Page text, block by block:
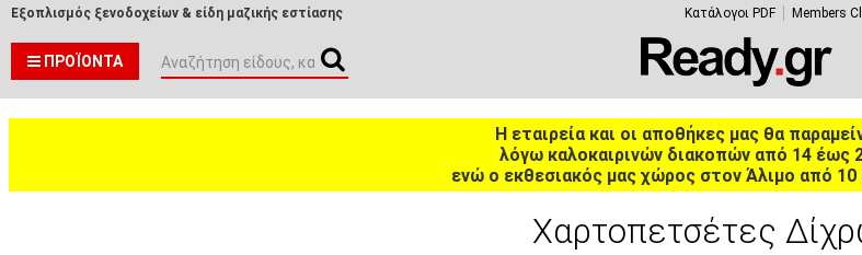
Εξοπλισμός ξενοδοχείων & είδη μαζικής εστίασης Κατάλογοι PDF Members
ΠΡΟΪΌΝΤΑ
Η εταιρεία και οι αποθήκες μας θα
λόγω καλοκαιρινών διακοπών από 14 έως
ενώ ο εκθεσιακός μας χώρος στον Άλιμο από
Χαρτοπετσέτες